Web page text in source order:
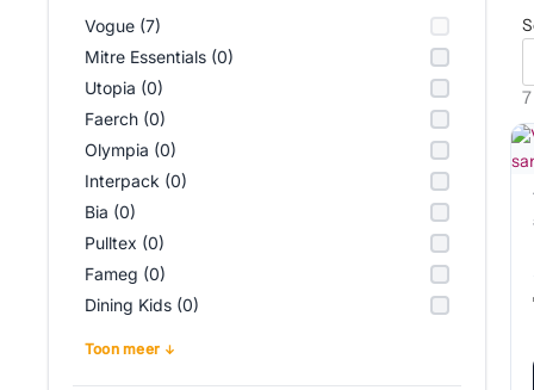
Vogue (7)
Mitre Essentials (0)
Utopia (0)
Faerch (0)
Olympia (0)
Interpack (0)
Bia (0)
Pulltex (0)
Fameg (0)
Dining Kids (0)
Toon meer